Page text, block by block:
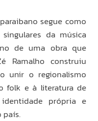
segue como
da música
de uma obra que
Ramalho construiu
unir o regionalismo
folk e à literatura de
própria e
país.